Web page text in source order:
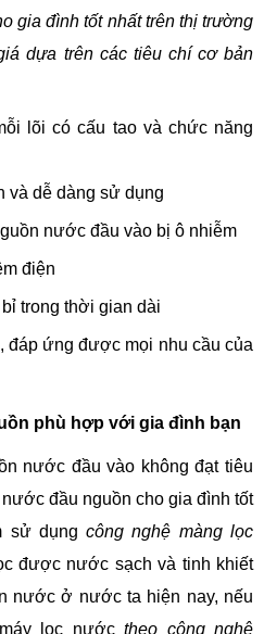
gia đình tốt nhất trên thị trường
dựa trên các tiêu chí cơ bản
lõi có cấu tao và chức năng
và dễ dàng sử dụng
nước đầu vào bị ô nhiễm
điện
trong thời gian dài
đáp ứng được mọi nhu cầu của
phù hợp với gia đình bạn
nước đầu vào không đạt tiêu
đầu nguồn cho gia đình tốt
sử dụngcông nghệ màng lọc
được nước sạch và tinh khiết
nước ở nước ta hiện nay, nếu
lọc nướctheo công nghệ